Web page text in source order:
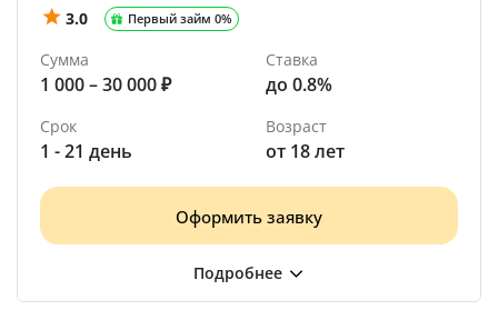
3.0 Первый займ 0%
Сумма
1 000 – 30 000 ₽
Ставка
до 0.8%
Срок
1 - 21 день
Возраст
от 18 лет
Оформить заявку